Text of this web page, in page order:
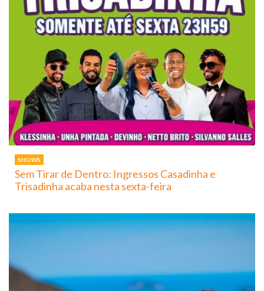
SHOWS
Sem Tirar de Dentro: Ingressos Casadinha e
Trisadinha acaba nesta sexta-feira